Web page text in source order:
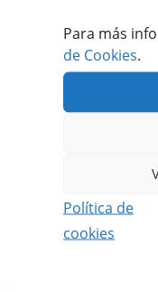
Para más
de Cookies.
Política de
cookies
Apúntate a
Recibe
Además